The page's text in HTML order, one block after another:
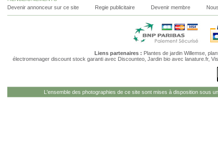
Devenir annonceur sur ce site
Regie publicitaire Devenir membre
Liens partenaires : Plantes de jardin Willemse,
électromenager discount stock garantiavec Discounteo, Jardin bioavec lanature.fr,
L'ensemble des photographies de ce site sont mises à disposition sous